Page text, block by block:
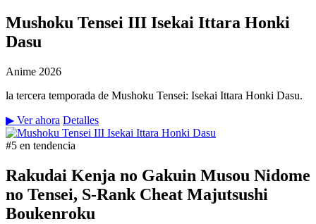
Mushoku Tensei III Isekai Ittara Honki
Dasu
Anime 2026
la tercera temporada de Mushoku Tensei: Isekai Ittara Honki Dasu.
▶ Ver ahora Detalles
#5 en tendencia
Rakudai Kenja no Gakuin Musou Nidome
no Tensei, S-Rank Cheat Majutsushi
Boukenroku